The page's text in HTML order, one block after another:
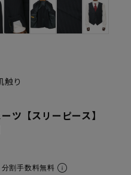
触り
ツ【スリーピース】
割手数料無料